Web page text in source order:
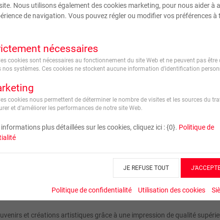
Nous utilisons également des cookies marketing, pour nous aider à
de navigation. Vous pouvez régler ou modifier vos préférences à
nécessaires
cookies sont nécessaires au fonctionnement du site Web et ne peuvent pas être
nos systèmes. Ces cookies ne stockent aucune information d’identification
cookies nous permettent de déterminer le nombre de visites et les sources du
et d’améliorer les performances de notre site Web.
plus détaillées sur les cookies, cliquez ici : {0}. Politique de
JE REFUSE TOUT
Politique de confidentialité Utilisation des cookies
Format
et créations artistiques grâce à une impression de qualité